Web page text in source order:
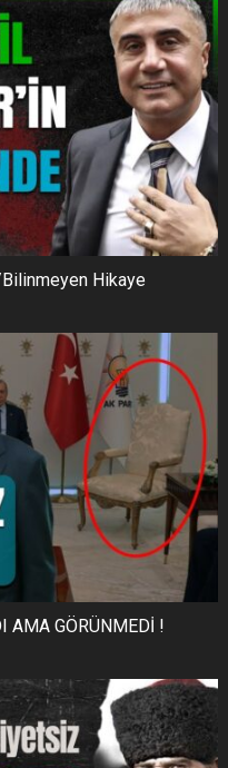
Bilinmeyen Hikaye
AMA GÖRÜNMEDİ !